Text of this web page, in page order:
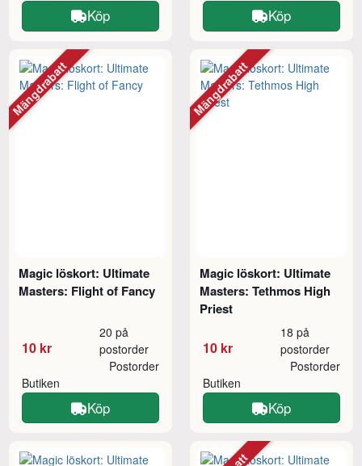
Köp Köp
Magic löskort: Ultimate
Masters: Flight of Fancy
10 kr
20 på
postorder
Butiken
Postorder
Köp
Mängdrabatt
Magic löskort: Ultimate
Masters: Tethmos High
Priest
10 kr
18 på
postorder
Butiken
Postorder
Köp
Mängdrabatt